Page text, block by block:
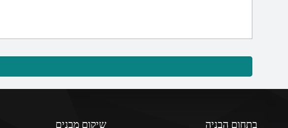
בתחום הבניה שיקום מבנים